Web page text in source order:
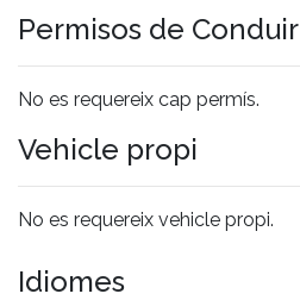
Permisos de Conduir
No es requereix cap permís.
Vehicle propi
No es requereix vehicle propi.
Idiomes